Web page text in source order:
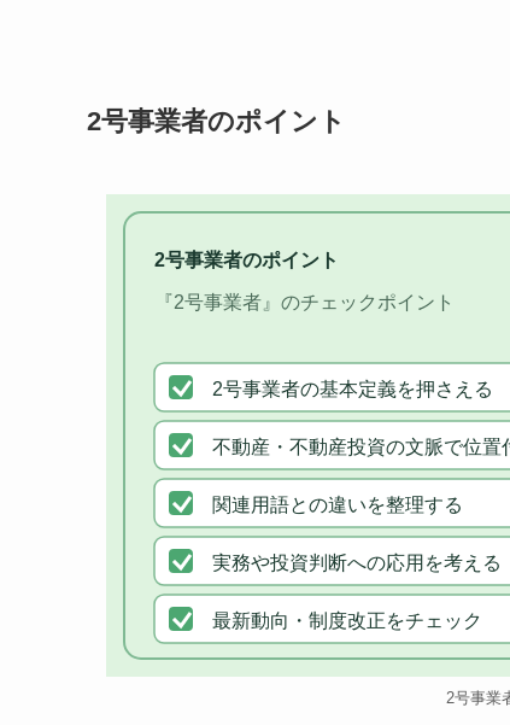
2号事業者のポイント
2号事業者のポイント
『2号事業者』のチェックポイント
2号事業者の基本定義を押さえる
不動産・不動産投資の文脈で位置
関連用語との違いを整理する
実務や投資判断への応用を考える
最新動向・制度改正をチェック
2号事業